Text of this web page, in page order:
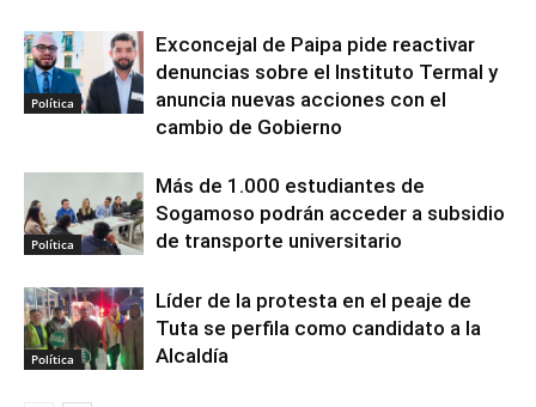
Política
Exconcejal de Paipa pide reactivar
denuncias sobre el Instituto Termal y
anuncia nuevas acciones con el
cambio de Gobierno
Política
Más de 1.000 estudiantes de
Sogamoso podrán acceder a subsidio
de transporte universitario
Política
Líder de la protesta en el peaje de
Tuta se perfila como candidato a la
Alcaldía